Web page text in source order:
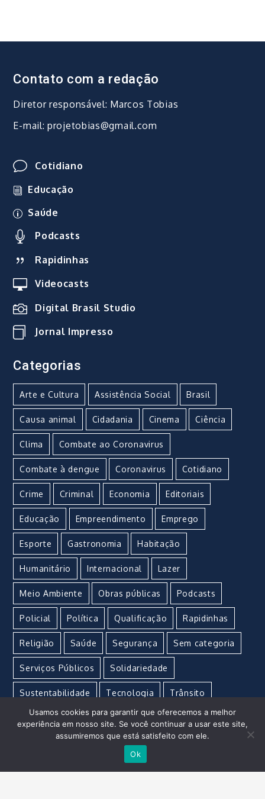
Contato com a redação
Diretor responsável: Marcos Tobias
E-mail: projetobias@gmail.com
Cotidiano
Educação
Saúde
Podcasts
Rapidinhas
Videocasts
Digital Brasil Studio
Jornal Impresso
Categorias
Arte e Cultura Assistência Social Brasil
Causa animal Cidadania Cinema Ciência
Clima Combate ao Coronavirus
Combate à dengue Coronavirus Cotidiano
Crime Criminal Economia Editoriais
Educação Empreendimento Emprego
Esporte Gastronomia Habitação
Humanitário Internacional Lazer
Meio Ambiente Obras públicas Podcasts
Policial Política Qualificação Rapidinhas
Religião Saúde Segurança Sem categoria
Serviços Públicos Solidariedade
Sustentabilidade Tecnologia Trânsito
Turismo Urgente Vacina Violência
Usamos cookies para garantir que oferecemos a melhor
experiência em nosso site. Se você continuar a usar este site,
assumiremos que está satisfeito com ele.
Ok